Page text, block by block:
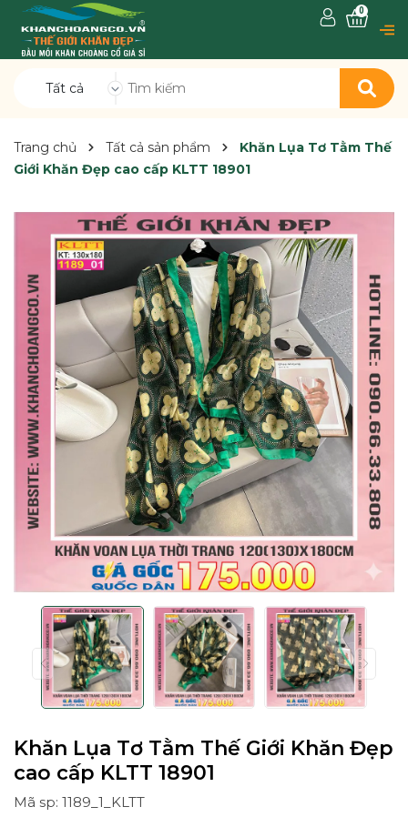
Tất cả
0
Trang chủ Tất cả sản phẩm
Khăn Lụa Tơ Tằm Thế
Giới Khăn Đẹp cao cấp KLTT 18901
Khăn Lụa Tơ Tằm Thế Giới Khăn Đẹp
cao cấp KLTT 18901
Mã sp: 1189_1_KLTT